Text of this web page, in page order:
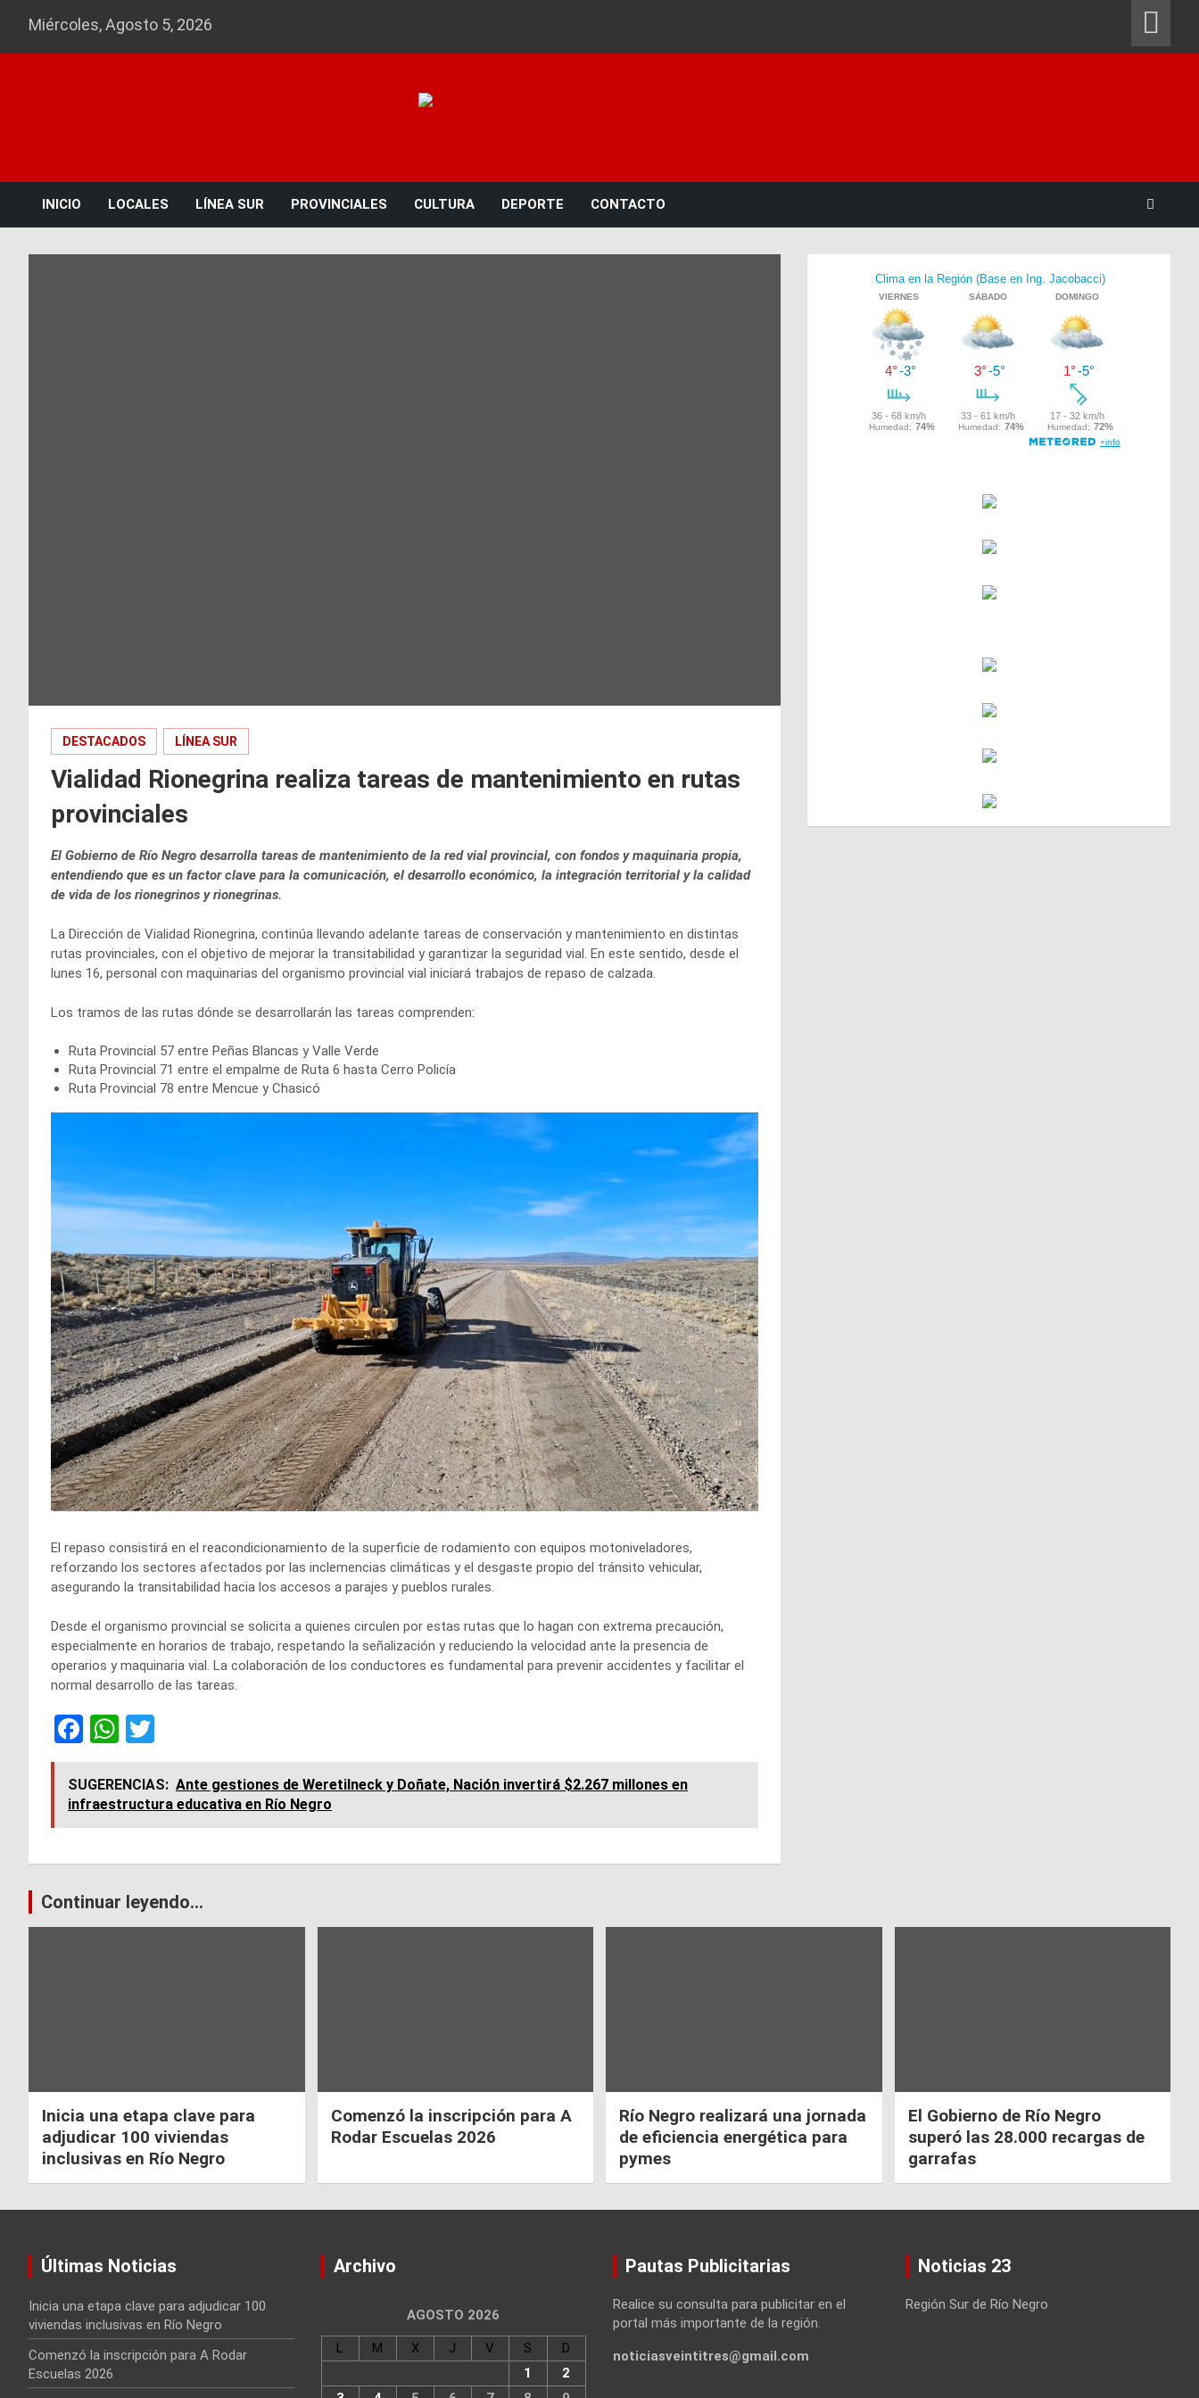
Miércoles, Agosto 5, 2026
INICIO LOCALES LÍNEA SUR PROVINCIALES CULTURA DEPORTE CONTACTO
DESTACADOS LÍNEA SUR
Vialidad Rionegrina realiza tareas de mantenimiento en rutas
provinciales
El Gobierno de Río Negro desarrolla tareas de mantenimiento de la red vial provincial, con fondos y maquinaria propia,
entendiendo que es un factor clave para la comunicación, el desarrollo económico, la integración territorial y la calidad
de vida de los rionegrinos y rionegrinas.
La Dirección de Vialidad Rionegrina, continúa llevando adelante tareas de conservación y mantenimiento en distintas
rutas provinciales, con el objetivo de mejorar la transitabilidad y garantizar la seguridad vial. En este sentido, desde el
lunes 16, personal con maquinarias del organismo provincial vial iniciará trabajos de repaso de calzada.
Los tramos de las rutas dónde se desarrollarán las tareas comprenden:
Ruta Provincial 57 entre Peñas Blancas y Valle Verde
Ruta Provincial 71 entre el empalme de Ruta 6 hasta Cerro Policía
Ruta Provincial 78 entre Mencue y Chasicó
El repaso consistirá en el reacondicionamiento de la superficie de rodamiento con equipos motoniveladores,
reforzando los sectores afectados por las inclemencias climáticas y el desgaste propio del tránsito vehicular,
asegurando la transitabilidad hacia los accesos a parajes y pueblos rurales.
Desde el organismo provincial se solicita a quienes circulen por estas rutas que lo hagan con extrema precaución,
especialmente en horarios de trabajo, respetando la señalización y reduciendo la velocidad ante la presencia de
operarios y maquinaria vial. La colaboración de los conductores es fundamental para prevenir accidentes y facilitar el
normal desarrollo de las tareas.
F
a
ce
b
o
k
W
h
at
s
p
p
wi
tt
er
SUGERENCIAS: Ante gestiones de Weretilneck y Doñate, Nación invertirá $2.267 millones en
infraestructura educativa en Río Negro
Navegación
Continuar leyendo...
Inicia una etapa clave para
adjudicar 100 viviendas
inclusivas en Río Negro
Comenzó la inscripción para A
Rodar Escuelas 2026
Río Negro realizará una jornada
de eficiencia energética para
pymes
El Gobierno de Río Negro
superó las 28.000 recargas de
garrafas
Últimas Noticias
Inicia una etapa clave para adjudicar 100
viviendas inclusivas en Río Negro
Comenzó la inscripción para A Rodar
Escuelas 2026
Archivo
AGOSTO 2026
L M X J V S
D
1
2
Pautas Publicitarias
Realice su consulta para publicitar en el
portal más importante de la región.
noticiasveintitres@gmail.com
Noticias 23
Región Sur de Río Negro